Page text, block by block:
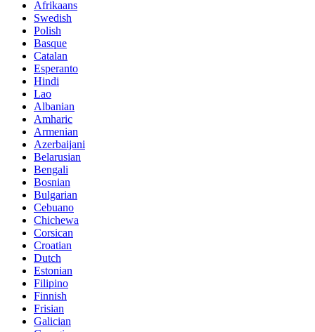
Afrikaans
Swedish
Polish
Basque
Catalan
Esperanto
Hindi
Lao
Albanian
Amharic
Armenian
Azerbaijani
Belarusian
Bengali
Bosnian
Bulgarian
Cebuano
Chichewa
Corsican
Croatian
Dutch
Estonian
Filipino
Finnish
Frisian
Galician